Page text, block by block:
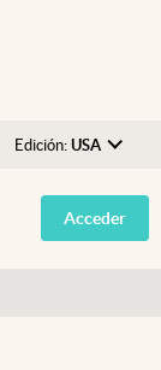
Edición: USA
Argentina
España
Acceder